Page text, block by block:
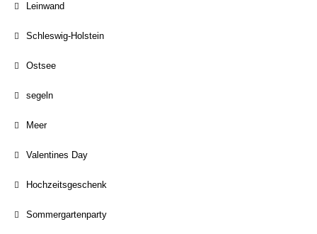
Leinwand
Schleswig-Holstein
Ostsee
segeln
Meer
Valentines Day
Hochzeitsgeschenk
Sommergartenparty